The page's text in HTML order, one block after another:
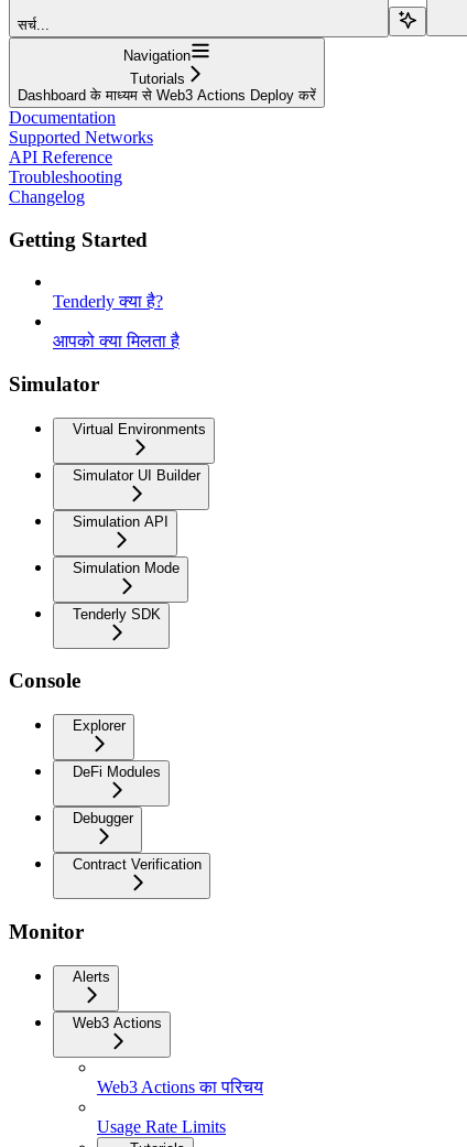
सर्च...
Navigation
Tutorials
Dashboard के माध्यम से Web3 Actions Deploy करें
Documentation
Supported Networks
API Reference
Troubleshooting
Changelog
Getting Started
Tenderly क्या है?
आपको क्या मिलता है
Simulator
Virtual Environments
Simulator UI Builder
Simulation API
Simulation Mode
Tenderly SDK
Console
Explorer
DeFi Modules
Debugger
Contract Verification
Monitor
Alerts
Web3 Actions
Web3 Actions का परिचय
Usage Rate Limits